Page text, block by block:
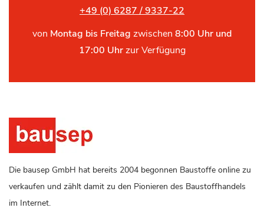
+49 (0) 6287 / 9337-22
von Montag bis Freitag zwischen 8:00 Uhr und
17:00 Uhrzur Verfügung
Die bausep GmbH hat bereits 2004 begonnen Baustoffe online zu
verkaufen und zählt damit zu den Pionieren des Baustoffhandels
im Internet.